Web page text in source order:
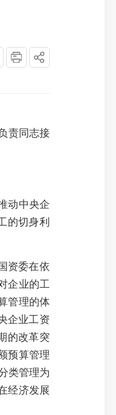
责同志接
动中央企
的切身利
资委在依
企业的工
管理的体
企业工资
的改革突
预算管理
类管理为
经济发展